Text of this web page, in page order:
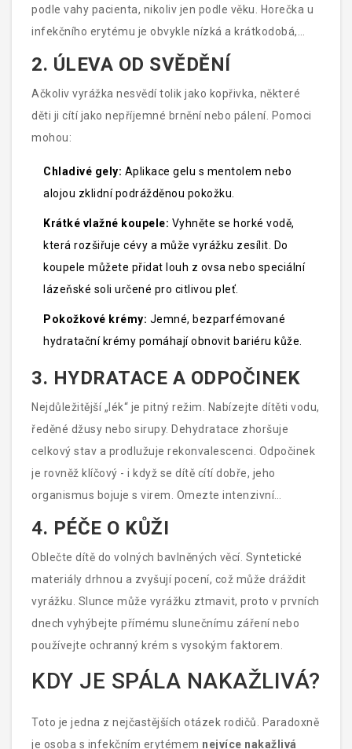
podle vahy pacienta, nikoliv jen podle věku. Horečka u
infekčního erytému je obvykle nízká a krátkodobá,
proto často nestačí ani léky, stačí lehké oblečení a
2. ÚLEVA OD SVĚDĚNÍ
Ačkoliv vyrážka nesvědí tolik jako kopřivka, některé
děti ji cítí jako nepříjemné brnění nebo pálení. Pomoci
mohou:
Chladivé gely: Aplikace gelu s mentolem nebo
alojou zklidní podrážděnou pokožku.
Krátké vlažné koupele: Vyhněte se horké vodě,
která rozšiřuje cévy a může vyrážku zesílit. Do
koupele můžete přidat louh z ovsa nebo speciální
lázeňské soli určené pro citlivou pleť.
Pokožkové krémy: Jemné, bezparfémované
hydratační krémy pomáhají obnovit bariéru kůže.
3. HYDRATACE A ODPOČINEK
Nejdůležitější „lék“ je pitný režim. Nabízejte dítěti vodu,
ředěné džusy nebo sirupy. Dehydratace zhoršuje
celkový stav a prodlužuje rekonvalescenci. Odpočinek
je rovněž klíčový - i když se dítě cítí dobře, jeho
organismus bojuje s virem. Omezte intenzivní
sportovní aktivity, dokud se stav nestabilizuje.
4. PÉČE O KŮŽI
Oblečte dítě do volných bavlněných věcí. Syntetické
materiály drhnou a zvyšují pocení, což může dráždit
vyrážku. Slunce může vyrážku ztmavit, proto v prvních
dnech vyhýbejte přímému slunečnímu záření nebo
používejte ochranný krém s vysokým faktorem.
KDY JE SPÁLA NAKAŽLIVÁ?
Toto je jedna z nejčastějších otázek rodičů. Paradoxně
je osoba s infekčním erytémem nejvíce nakažlivá